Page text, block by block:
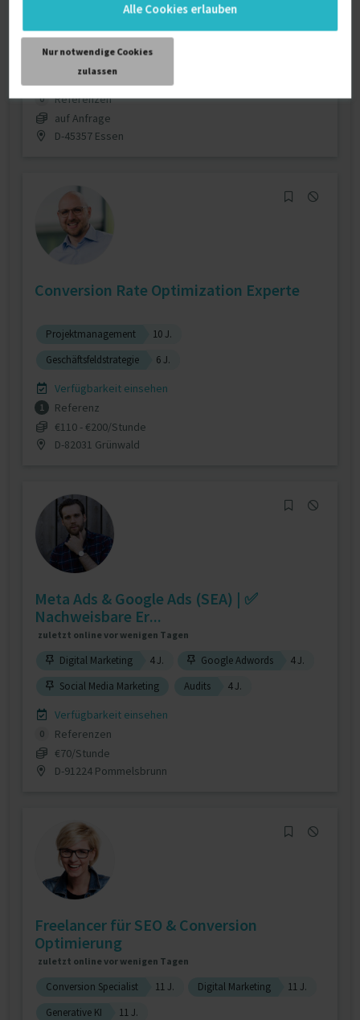
Alle Cookies erlauben
Nur notwendige Cookies
zulassen
Strategische Kommunikation
Verfügbarkeit einsehen
0
Referenzen
auf Anfrage
D-45357 Essen
Conversion Rate Optimization Experte
Projektmanagement
10 J.
Geschäftsfeldstrategie
6 J.
Verfügbarkeit einsehen
1
Referenz
€110 - €200/Stunde
D-82031 Grünwald
Meta Ads & Google Ads (SEA) | ✅
Nachweisbare Er...
zuletzt online vor wenigen Tagen
Digital Marketing 4 J. Google Adwords
4 J.
Social Media Marketing
Audits 4 J.
Verfügbarkeit einsehen
0
Referenzen
€70/Stunde
D-91224 Pommelsbrunn
Freelancer für SEO & Conversion
Optimierung
zuletzt online vor wenigen Tagen
Conversion Specialist 11 J. Digital Marketing
11 J.
Generative KI
11 J.